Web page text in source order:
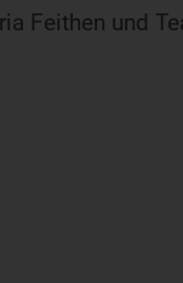
Feithen und